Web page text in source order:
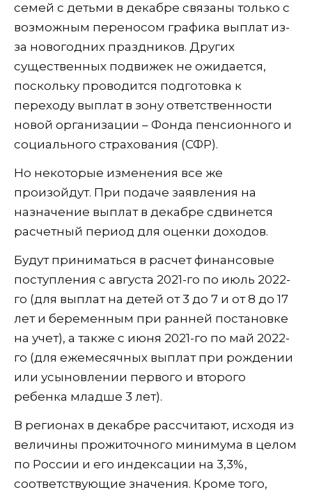
семей с детьми в декабре связаны только c
возможным переносом графика выплат из-
за новогодних праздников. Других
существенных подвижек не ожидается,
поскольку проводится подготовка к
переходу выплат в зону ответственности
новой организации – Фонда пенсионного и
социального страхования (СФР).
Но некоторые изменения все же
произойдут. При подаче заявления на
назначение выплат в декабре сдвинется
расчетный период для оценки доходов.
Будут приниматься в расчет финансовые
поступления с августа 2021-го по июль 2022-
го (для выплат на детей от 3 до 7 и от 8 до 17
лет и беременным при ранней постановке
на учет), а также с июня 2021-го по май 2022-
го (для ежемесячных выплат при рождении
или усыновлении первого и второго
ребенка младше 3 лет).
В регионах в декабре рассчитают, исходя из
величины прожиточного минимума в целом
по России и его индексации на 3,3%,
соответствующие значения. Кроме того,